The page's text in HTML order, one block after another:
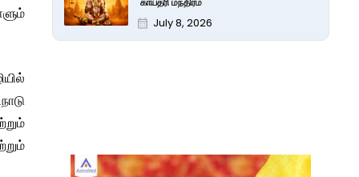
July 8, 2026